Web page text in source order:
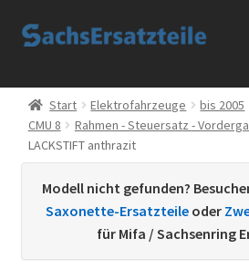
Zur
Zum
Start
AGB
Datenschutzerklärung
Start Elektrofahrzeuge bis 2005
CMU 8
Rahmen - Steuersatz -
LACKSTIFT anthrazit
Modell nicht gefunden?
Saxonette-Ersatzteile oder
für Mifa / Sachsenring